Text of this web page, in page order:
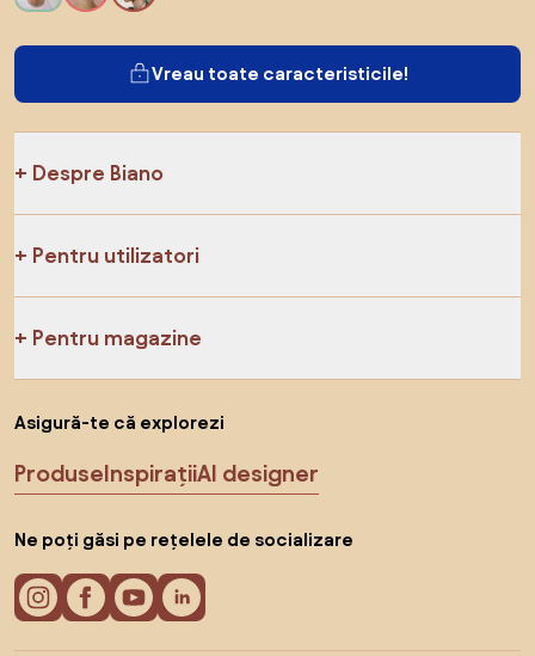
Vreau toate caracteristicile!
Despre Biano
Pentru utilizatori
Pentru magazine
Asigură-te că explorezi
ProduseInspirațiiAI designer
Ne poți găsi pe rețelele de socializare